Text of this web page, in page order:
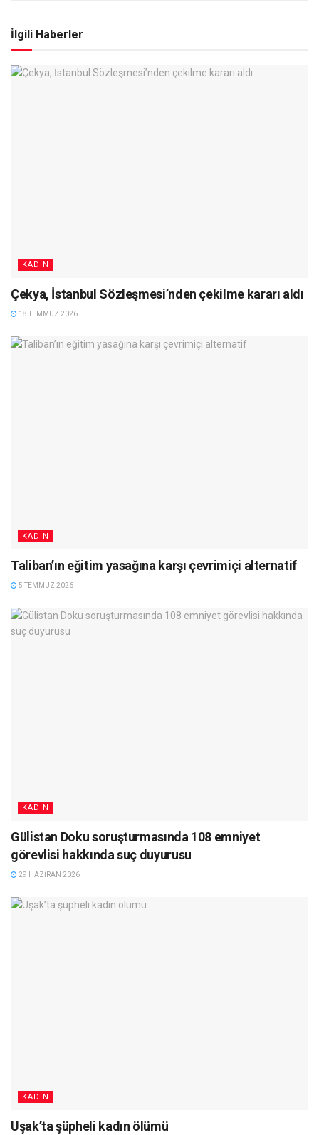
İlgili Haberler
KADIN
Çekya, İstanbul Sözleşmesi’nden çekilme kararı aldı
18 TEMMUZ 2026
KADIN
Taliban’ın eğitim yasağına karşı çevrimiçi alternatif
5 TEMMUZ 2026
KADIN
Gülistan Doku soruşturmasında 108 emniyet
görevlisi hakkında suç duyurusu
29 HAZIRAN 2026
KADIN
Uşak’ta şüpheli kadın ölümü